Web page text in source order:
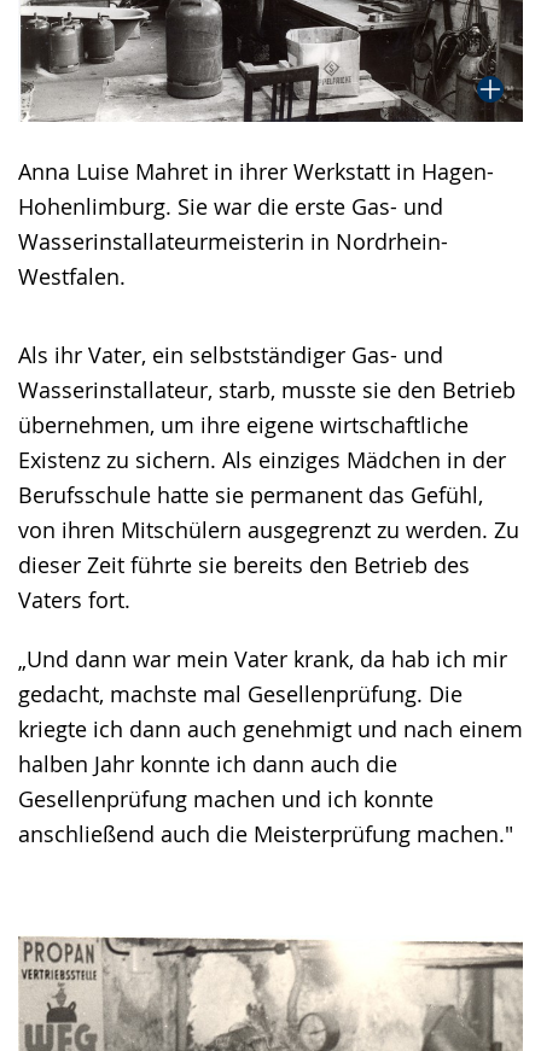
Anna Luise Mahret in ihrer Werkstatt in Hagen-
Hohenlimburg. Sie war die erste Gas- und
Wasserinstallateurmeisterin in Nordrhein-
Westfalen.
Als ihr Vater, ein selbstständiger Gas- und
Wasserinstallateur, starb, musste sie den Betrieb
übernehmen, um ihre eigene wirtschaftliche
Existenz zu sichern. Als einziges Mädchen in der
Berufsschule hatte sie permanent das Gefühl,
von ihren Mitschülern ausgegrenzt zu werden. Zu
dieser Zeit führte sie bereits den Betrieb des
Vaters fort.
„Und dann war mein Vater krank, da hab ich mir
gedacht, machste mal Gesellenprüfung. Die
kriegte ich dann auch genehmigt und nach einem
halben Jahr konnte ich dann auch die
Gesellenprüfung machen und ich konnte
anschließend auch die Meisterprüfung machen."